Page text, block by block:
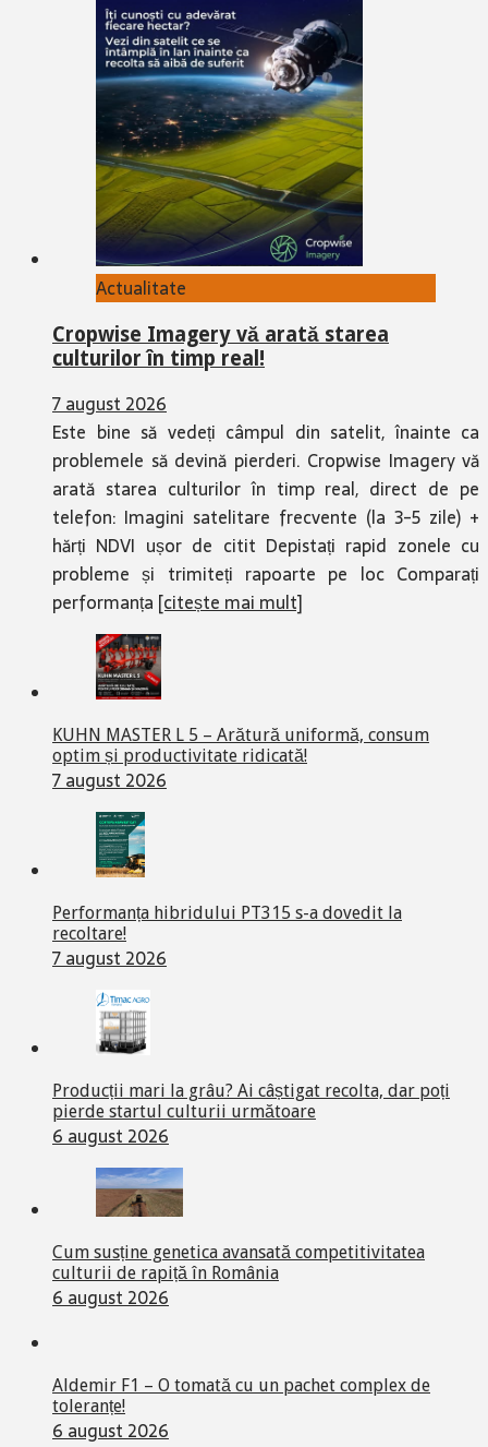
Actualitate
Cropwise Imagery vă arată starea
culturilor în timp real!
7 august 2026
Este bine să vedeți câmpul din satelit, înainte ca
problemele să devină pierderi. Cropwise Imagery vă
arată starea culturilor în timp real, direct de pe
telefon: Imagini satelitare frecvente (la 3-5 zile) +
hărți NDVI ușor de citit Depistați rapid zonele cu
probleme și trimiteți rapoarte pe loc Comparați
performanța [citește mai mult]
KUHN MASTER L 5 – Arătură uniformă, consum
optim și productivitate ridicată!
7 august 2026
Performanța hibridului PT315 s-a dovedit la
recoltare!
7 august 2026
Producții mari la grâu? Ai câștigat recolta, dar poți
pierde startul culturii următoare
6 august 2026
Cum susține genetica avansată competitivitatea
culturii de rapiță în România
6 august 2026
Aldemir F1 – O tomată cu un pachet complex de
toleranțe!
6 august 2026